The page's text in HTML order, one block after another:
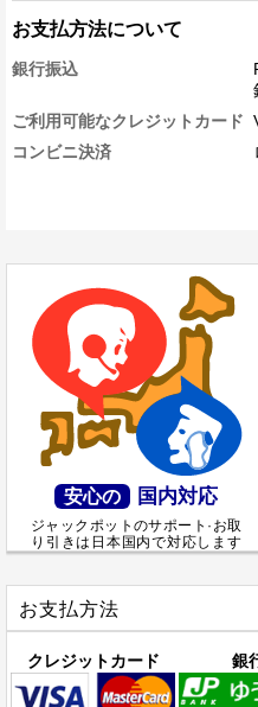
お支払方法について
銀行振込
ご利用可能なクレジットカード
コンビニ決済
安心の 国内対応
ジャックポットのサポート·お取
り引きは日本国内で対応します
お支払方法
クレジットカード 銀